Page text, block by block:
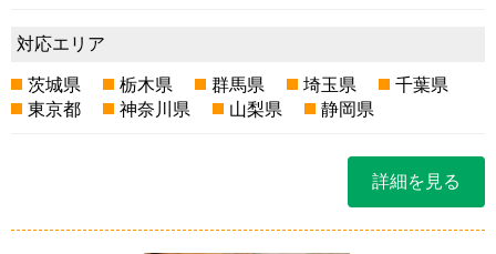
対応エリア
茨城県 栃木県 群馬県 埼玉県
千葉県
東京都
神奈川県 山梨県 静岡県
詳細を見る